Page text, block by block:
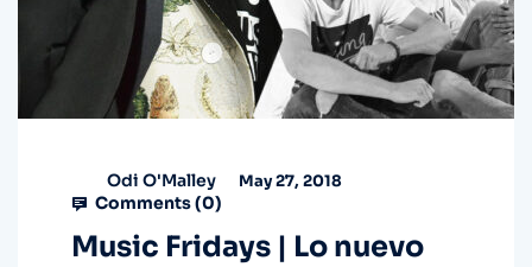
Odi O'Malley May 27, 2018
Comments (0)
Music Fridays | Lo nuevo